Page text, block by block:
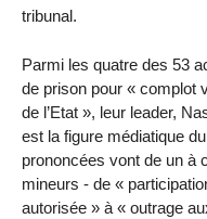
tribunal.
Parmi les quatre des 53
de prison pour « complot
de l’Etat », leur leader,
est la figure médiatique
prononcées vont de un à
mineurs - de «
autorisée » à « outrage